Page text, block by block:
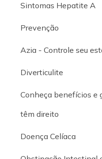
Sintomas Hepatite A
Prevenção
Azia - Controle seu
Diverticulite
Conheça benefícios e
têm direito
Doença Celíaca